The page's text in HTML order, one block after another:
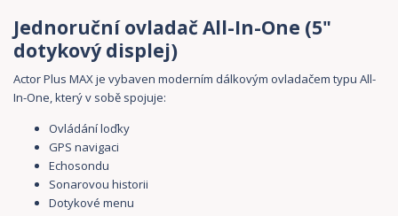
Jednoruční ovladač All-In-One (5"
dotykový displej)
Actor Plus MAX je vybaven moderním dálkovým ovladačem typu All-
In-One, který v sobě spojuje:
Ovládání loďky
GPS navigaci
Echosondu
Sonarovou historii
Dotykové menu